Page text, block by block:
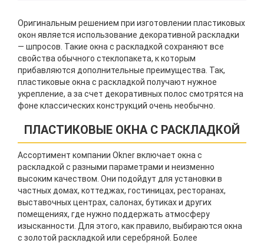
Оригинальным решением при изготовлении пластиковых
окон является использование декоративной раскладки
— шпросов. Такие окна с раскладкой сохраняют все
свойства обычного стеклопакета, к которым
прибавляются дополнительные преимущества. Так,
пластиковые окна с раскладкой получают нужное
укрепление, а за счет декоративных полос смотрятся на
фоне классических конструкций очень необычно.
ПЛАСТИКОВЫЕ ОКНА С РАСКЛАДКОЙ
Ассортимент компании Okner включает окна с
раскладкой с разными параметрами и неизменно
высоким качеством. Они подойдут для установки в
частных домах, коттеджах, гостиницах, ресторанах,
выставочных центрах, салонах, бутиках и других
помещениях, где нужно поддержать атмосферу
изысканности. Для этого, как правило, выбираются окна
с золотой раскладкой или серебряной. Более